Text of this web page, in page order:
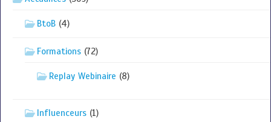
BtoB (4)
Formations (72)
Replay Webinaire (8)
Influenceurs (1)